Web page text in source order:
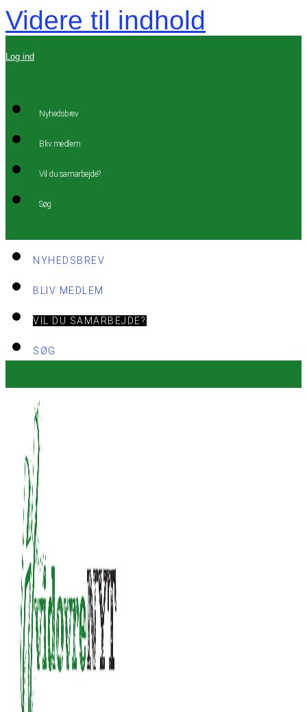
Videre til indhold
Log ind
Nyhedsbrev
Bliv medlem
Vil du samarbejde?
Søg
NYHEDSBREV
BLIV MEDLEM
VIL DU SAMARBEJDE?
SØG